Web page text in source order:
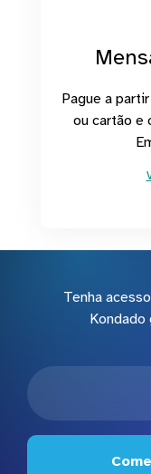
Pague a
ou cartão e
Tenha